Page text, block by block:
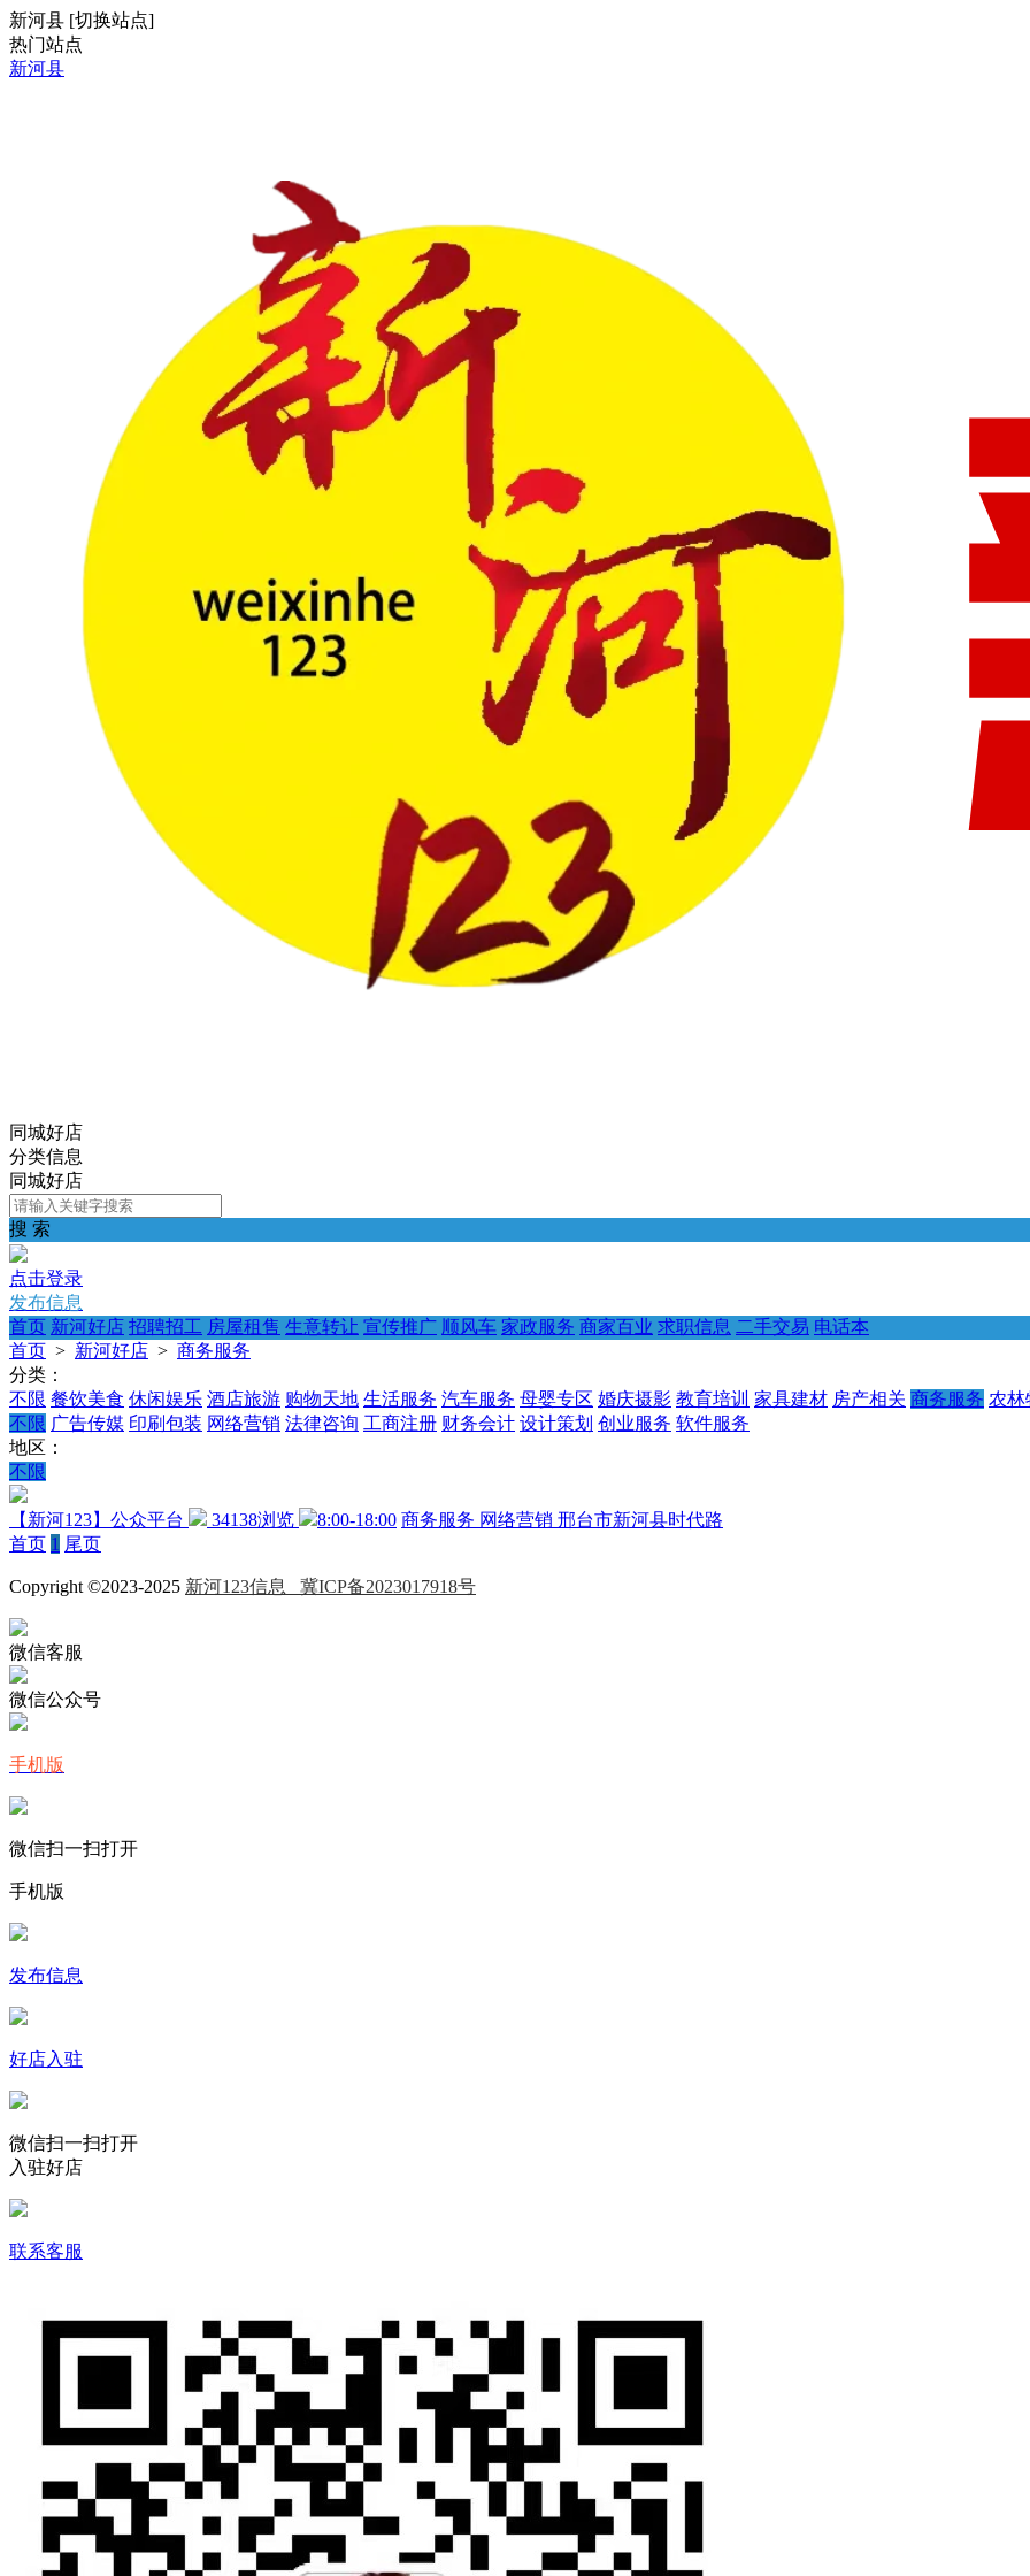
新河县 [切换站点]
热门站点
新河县
同城好店
分类信息
同城好店
搜 索
点击登录
发布信息
首页 新河好店 招聘招工 房屋租售 生意转让 宣传推广 顺风车 家政服务 商家百业 求职信息 二手交易 电话本
首页 > 新河好店 > 商务服务
分类：
不限 餐饮美食 休闲娱乐 酒店旅游 购物天地 生活服务 汽车服务 母婴专区 婚庆摄影 教育培训 家具建材 房产相关 商务服务 农林
不限 广告传媒 印刷包装 网络营销 法律咨询 工商注册 财务会计 设计策划 创业服务 软件服务
地区：
不限
【新河123】公众平台 34138浏览 8:00-18:00 商务服务 网络营销 邢台市新河县时代路
首页 1 尾页
Copyright ©2023-2025 新河123信息 冀ICP备2023017918号
微信客服
微信公众号
手机版
微信扫一扫打开
手机版
发布信息
好店入驻
微信扫一扫打开
入驻好店
联系客服